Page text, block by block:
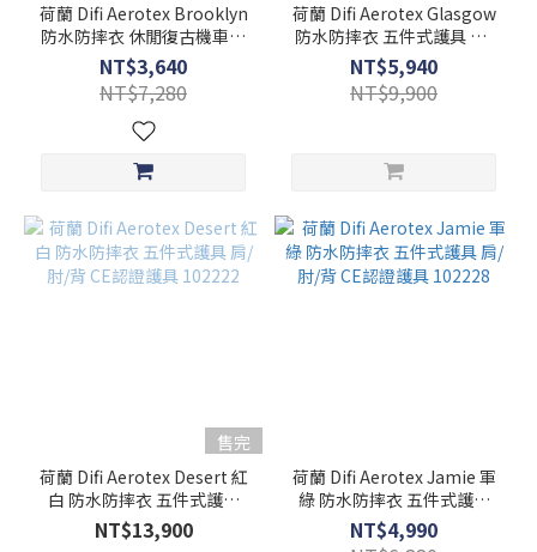
荷蘭 Difi Aerotex Brooklyn
防水防摔衣 休閒復古機車耐
磨布料騎士外套 五件式護具
肩/肘/背 CE認證護具
102226
NT$3,640
NT$7,280
荷蘭 Difi Aerotex Glasgow
防水防摔衣 五件式護具 肩/
肘/背 CE認證護具 102011
NT$5,940
NT$9,900
售完
荷蘭 Difi Aerotex Desert 紅
白 防水防摔衣 五件式護具
肩/肘/背 CE認證護具
102222
NT$13,900
荷蘭 Difi Aerotex Jamie 軍
綠 防水防摔衣 五件式護具
肩/肘/背 CE認證護具
102228
NT$4,990